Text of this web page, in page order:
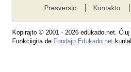
Presversio Kontakto
Kopirajto © 2001 - 2026 edukado.net.
Funkciigita de Fondaĵo Edukado.net